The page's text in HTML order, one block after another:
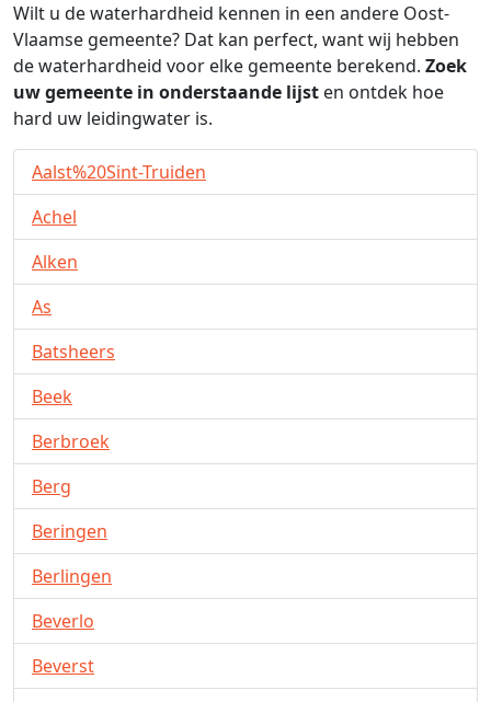
Wilt u de waterhardheid kennen in een andere Oost-
Vlaamse gemeente? Dat kan perfect, want wij hebben
de waterhardheid voor elke gemeente berekend. Zoek
uw gemeente in onderstaande lijst en ontdek hoe
hard uw leidingwater is.
Aalst%20Sint-Truiden
Achel
Alken
As
Batsheers
Beek
Berbroek
Berg
Beringen
Berlingen
Beverlo
Beverst